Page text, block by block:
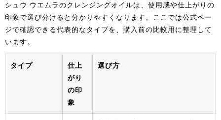
シュウ ウエムラのクレンジングオイルは、使用感や仕上がりの
印象で選び分けると分かりやすくなります。ここでは公式ペー
ジで確認できる代表的なタイプを、購入前の比較用に整理して
います。
タイプ
仕上
がり
の印
象
選び方